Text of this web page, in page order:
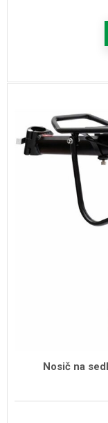
Nosič na